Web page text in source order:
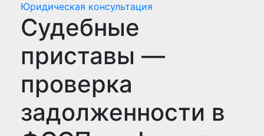
Юридическая консультация
Судебные
приставы —
проверка
задолженности в